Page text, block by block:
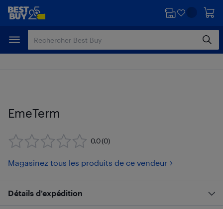
Passer
principal
Passer
EmeTerm
0.0(0)
Magasinez tous les produits de ce vendeur
Détails d’expédition